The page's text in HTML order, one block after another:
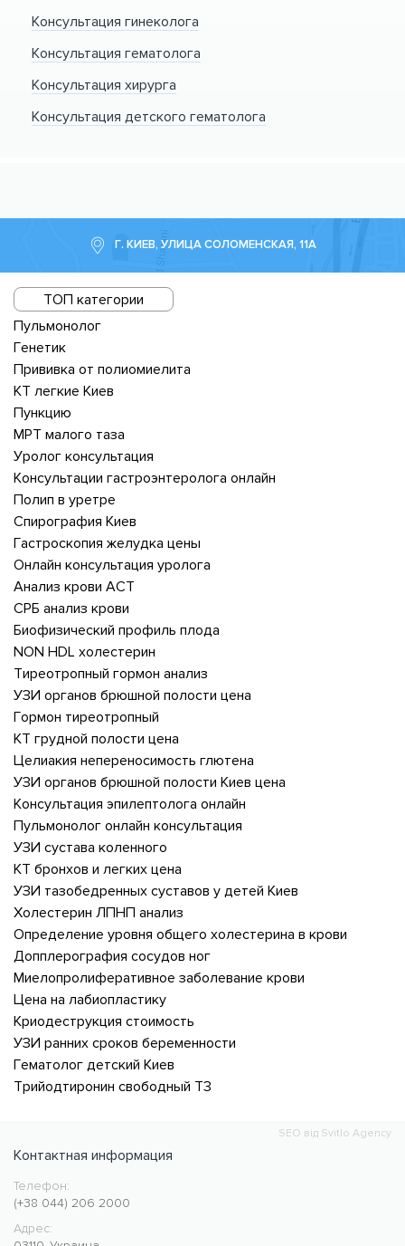
Консультация гинеколога
Консультация гематолога
Консультация хирурга
Консультация детского гематолога
Г. КИЕВ, УЛИЦА СОЛОМЕНСКАЯ, 11А
ТОП категории
Пульмонолог
Генетик
Прививка от полиомиелита
КТ легкие Киев
Пункцию
МРТ малого таза
Уролог консультация
Консультации гастроэнтеролога онлайн
Полип в уретре
Спирография Киев
Гастроскопия желудка цены
Онлайн консультация уролога
Анализ крови АСТ
СРБ анализ крови
Биофизический профиль плода
NON HDL холестерин
Тиреотропный гормон анализ
УЗИ органов брюшной полости цена
Гормон тиреотропный
КТ грудной полости цена
Целиакия непереносимость глютена
УЗИ органов брюшной полости Киев цена
Консультация эпилептолога онлайн
Пульмонолог онлайн консультация
УЗИ сустава коленного
КТ бронхов и легких цена
УЗИ тазобедренных суставов у детей Киев
Холестерин ЛПНП анализ
Определение уровня общего холестерина в крови
Допплерография сосудов ног
Миелопролиферативное заболевание крови
Цена на лабиопластику
Криодеструкция стоимость
УЗИ ранних сроков беременности
Гематолог детский Киев
Трийодтиронин свободный Т3
SEO від Svitlo Agency
Контактная информация
Медицинский центр CMC MED
https://cmcmed.clinic
Телефон:
(+38 044) 206 2000
Адрес: